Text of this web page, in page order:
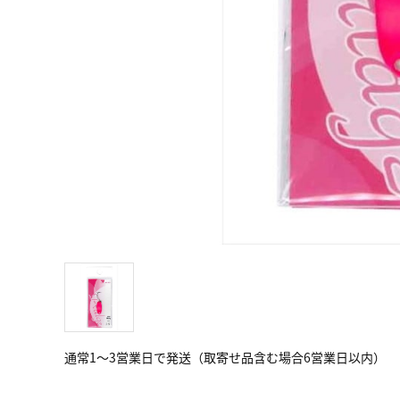
通常1～3営業日で発送（取寄せ品含む場合6営業日以内）